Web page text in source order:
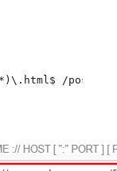
/posts/